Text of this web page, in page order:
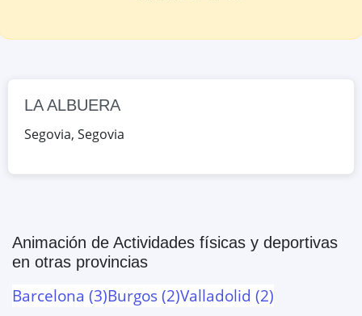
LA ALBUERA
Segovia, Segovia
Animación de Actividades físicas y deportivas
en otras provincias
Barcelona (3)Burgos(2)Valladolid (2)